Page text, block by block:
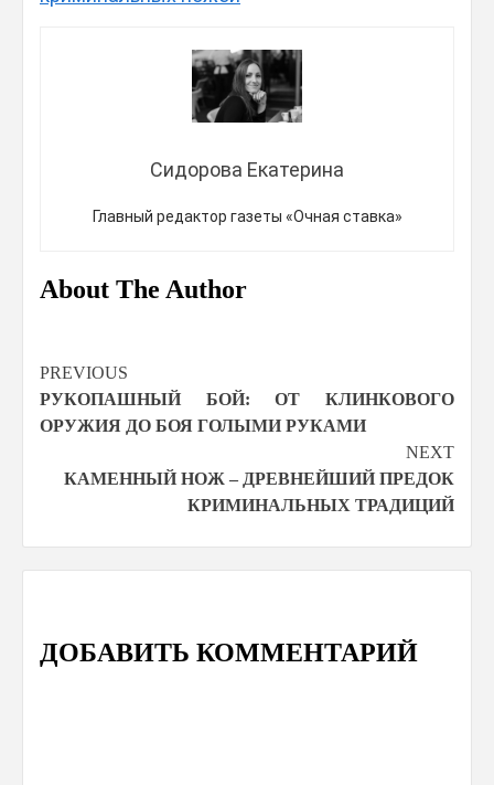
Сидорова Екатерина
Главный редактор газеты «Очная ставка»
About The Author
Continue
Reading
PREVIOUS
РУКОПАШНЫЙ БОЙ: ОТ КЛИНКОВОГО
ОРУЖИЯ ДО БОЯ ГОЛЫМИ РУКАМИ
NEXT
КАМЕННЫЙ НОЖ – ДРЕВНЕЙШИЙ ПРЕДОК
КРИМИНАЛЬНЫХ ТРАДИЦИЙ
ДОБАВИТЬ КОММЕНТАРИЙ